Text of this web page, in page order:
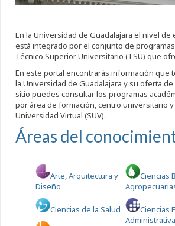
En la Universidad de Guadalajara el nivel
está integrado por el conjunto de
Técnico Superior Universitario (TSU) que
En este portal encontrarás información que
la Universidad de Guadalajara y su oferta
sitio puedes consultar los programas
por área de formación, centro universitario y
Universidad Virtual (SUV).
Áreas del
Arte, Arquitectura y
Diseño
Ciencias de la Salud
Ciencias
Ciencias